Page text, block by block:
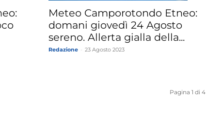
Meteo Camporotondo Etneo:
domani giovedì 24 Agosto
sereno. Allerta gialla della...
Redazione 23 Agosto 2023
Pagina 1 di 4